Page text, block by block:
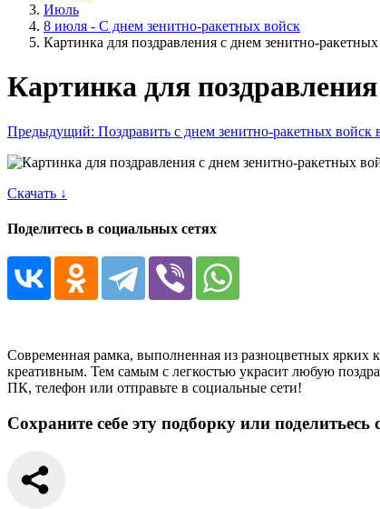
Июль
8 июля - С днем зенитно-ракетных войск
Картинка для поздравления с днем зенитно-
Картинка для
Предыдущий: Поздравить с днем зенитно-ракетных войск
Скачать ↓
Поделитесь в социальных сетях
Современная рамка, выполненная из разноцветных
креативным. Тем самым с легкостью украсит любую
ПК, телефон или отправьте в социальные сети!
Сохраните себе эту подборку или поделитьесь